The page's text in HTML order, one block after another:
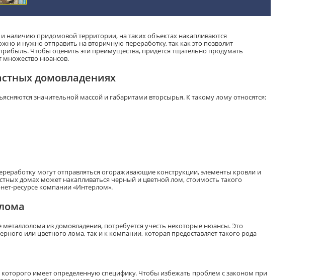
придомовой территории, на таких объектах накапливаются
и нужно отправить на вторичную переработку, так как это позволит
Чтобы оценить эти преимущества, придется тщательно продумать
множество нюансов.
домовладениях
значительной массой и габаритами вторсырья. К такому лому относятся:
могут отправляться огораживающие конструкции, элементы кровли и
домах может накапливаться черный и цветной лом, стоимость такого
ресурсе компании «Интерлом».
из домовладения, потребуется учесть некоторые нюансы. Это
или цветного лома, так и к компании, которая предоставляет такого рода
имеет определенную специфику. Чтобы избежать проблем с законом при